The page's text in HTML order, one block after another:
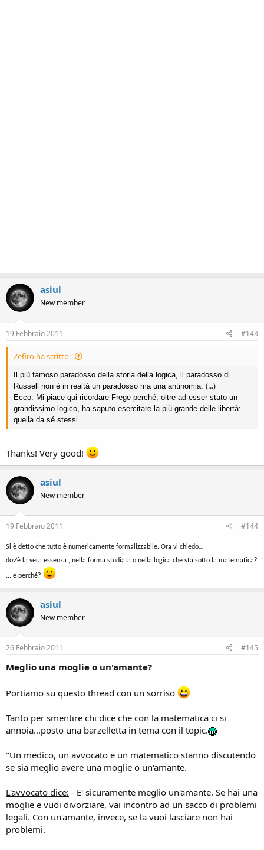
asiul
New member
19 Febbraio 2011 #143
Zefiro ha scritto:
Il più famoso paradosso della storia della logica, il paradosso di
Russell non è in realtà un paradosso ma una antinomia. (...)
Ecco. Mi piace qui ricordare Frege perché, oltre ad esser stato un
grandissimo logico, ha saputo esercitare la più grande delle libertà:
quella da sé stessi.
Thanks! Very good!
asiul
New member
19 Febbraio 2011 #144
Si è detto che tutto è numericamente formalizzabile. Ora vi chiedo…
dov’è la vera essenza , nella forma studiata o nella logica che sta sotto la matematica?
... e perché?
asiul
New member
26 Febbraio 2011 #145
Meglio una moglie o un'amante?
Portiamo su questo thread con un sorriso
Tanto per smentire chi dice che con la matematica ci si
annoia...posto una barzelletta in tema con il topic.
"Un medico, un avvocato e un matematico stanno discutendo
se sia meglio avere una moglie o un'amante.
L'avvocato dice: - E' sicuramente meglio un'amante. Se hai una
moglie e vuoi divorziare, vai incontro ad un sacco di problemi
legali. Con un'amante, invece, se la vuoi lasciare non hai
problemi.